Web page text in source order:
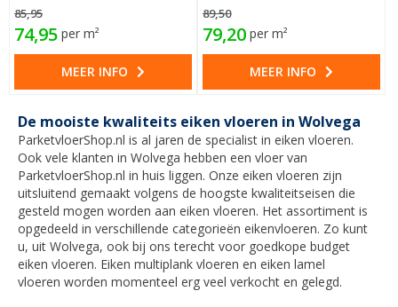
85,95
74,95 per m²
MEER INFO
89,50
79,20 per m²
MEER INFO
De mooiste kwaliteits eiken vloeren in Wolvega
ParketvloerShop.nl is al jaren de specialist in eiken vloeren.
Ook vele klanten in Wolvega hebben een vloer van
ParketvloerShop.nl in huis liggen. Onze eiken vloeren zijn
uitsluitend gemaakt volgens de hoogste kwaliteitseisen die
gesteld mogen worden aan eiken vloeren. Het assortiment is
opgedeeld in verschillende categorieën eikenvloeren. Zo kunt
u, uit Wolvega, ook bij ons terecht voor goedkope budget
eiken vloeren. Eiken multiplank vloeren en eiken lamel
vloeren worden momenteel erg veel verkocht en gelegd.